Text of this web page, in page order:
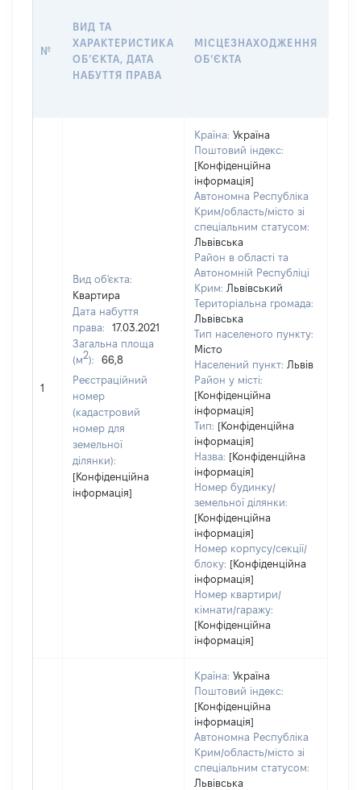
№
ВИД ТА
ХАРАКТЕРИСТИКА
ОБʼЄКТА, ДАТА
НАБУТТЯ ПРАВА
МІСЦЕЗНАХОДЖЕННЯ
ОБʼЄКТА
1
Вид об'єкта:
Квартира
Дата набуття
права:
17.03.2021
Загальна площа
(м2):
66,8
Реєстраційний
номер
(кадастровий
номер для
земельної
ділянки):
[Конфіденційна
інформація]
Країна: Україна
Поштовий індекс:
[Конфіденційна
інформація]
Автономна Республіка
Крим/область/місто зі
спеціальним статусом:
Львівська
Район в області та
Автономній Республіці
Крим: Львівський
Територіальна громада:
Львівська
Тип населеного пункту:
Місто
Населений пункт: Львів
Район у місті:
[Конфіденційна
інформація]
Тип: [Конфіденційна
інформація]
Назва: [Конфіденційна
інформація]
Номер будинку/
земельної ділянки:
[Конфіденційна
інформація]
Номер корпусу/секції/
блоку: [Конфіденційна
інформація]
Номер квартири/
кімнати/гаражу:
[Конфіденційна
інформація]
Країна: Україна
Поштовий індекс:
[Конфіденційна
інформація]
Автономна Республіка
Крим/область/місто зі
спеціальним статусом:
Львівська